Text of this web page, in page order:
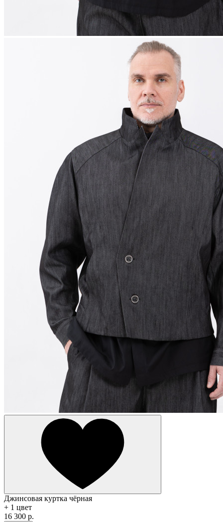
Джинсовая куртка чёрная
+ 1 цвет
16 300 р.